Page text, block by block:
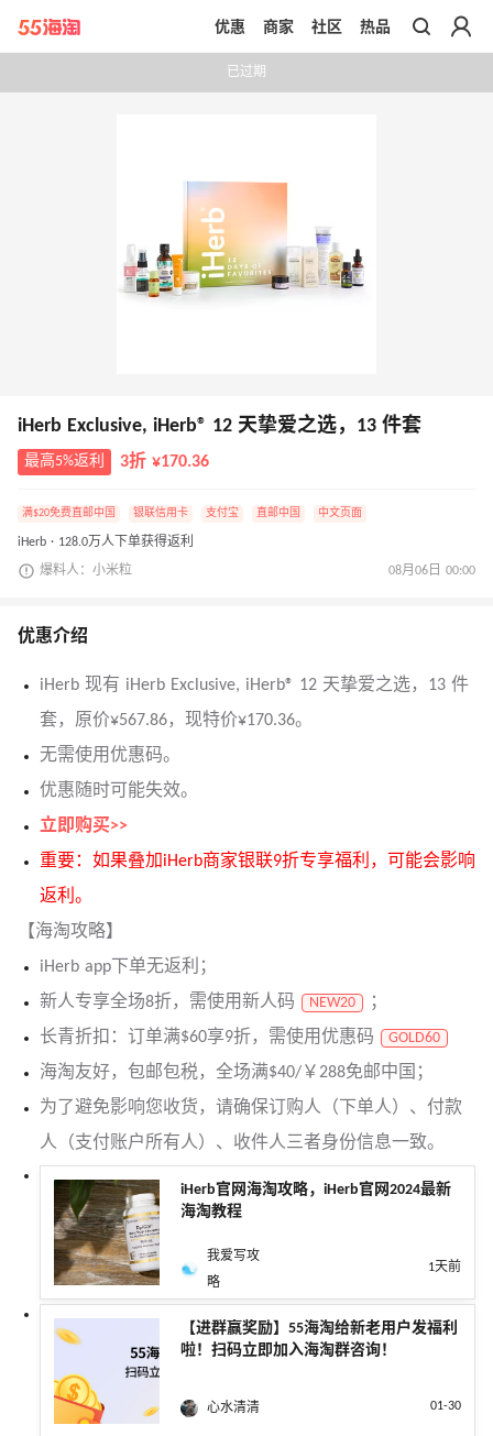
带你去官网买正品
优惠 商家 社区 热品
已过期
iHerb Exclusive, iHerb® 12 天挚爱之选，13 件套
最高5%返利 3折 ¥170.36
满$20免费直邮中国 银联信用卡 支付宝 直邮中国 中文页面
iHerb · 128.0万人下单获得返利
爆料人：小米粒 08月06日 00:00
优惠介绍
iHerb 现有 iHerb Exclusive, iHerb® 12 天挚爱之选，13 件
套，原价¥567.86，现特价¥170.36。
无需使用优惠码。
优惠随时可能失效。
立即购买>>
重要：如果叠加iHerb商家银联9折专享福利，可能会影响
返利。
【海淘攻略】
iHerb app下单无返利；
新人专享全场8折，需使用新人码
NEW20
；
长青折扣：订单满$60享9折，需使用优惠码
GOLD60
海淘友好，包邮包税，全场满$40/￥288免邮中国；
为了避免影响您收货，请确保订购人（下单人）、付款
人（支付账户所有人）、收件人三者身份信息一致。
iHerb官网海淘攻略，iHerb官网2024最新
海淘教程
我爱写攻
略
1天前
【进群赢奖励】55海淘给新老用户发福利
啦！扫码立即加入海淘群咨询！
心水清清 01-30